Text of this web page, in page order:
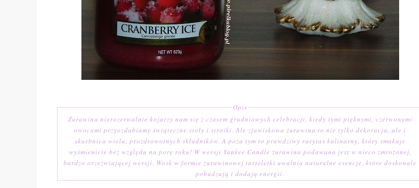
Opis
Żurawina nierozerwalnie kojarzy nam się z czasem grudniowych celebracji, kiedy tymi pięknymi, czerwonymi
owocami przyozdabiamy świąteczne stoły i stroiki. Ale zjawiskowa żurawina to nie tylko dekoracja, ale i
skarbnica wielu, prozdrowotnych składników. A poza tym to prawdziwy rarytas kulinarny, który smakuje
wyśmienicie bez względu na porę roku! W wersji Yankee Candle żurawina podawana jest w nieco zmrożonej,
bardzo orzeźwiającej wersji. Wosk w formie żurawinowej tarteletki uwalnia naturalne esencje, które doskonale
pobudzają i dodają energii.